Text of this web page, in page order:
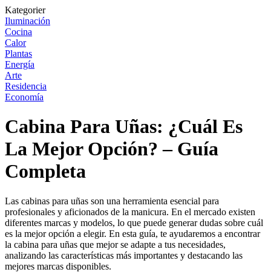
Kategorier
Iluminación
Cocina
Calor
Plantas
Energía
Arte
Residencia
Economía
Cabina Para Uñas: ¿Cuál Es
La Mejor Opción? – Guía
Completa
Las cabinas para uñas son una herramienta esencial para
profesionales y aficionados de la manicura. En el mercado existen
diferentes marcas y modelos, lo que puede generar dudas sobre cuál
es la mejor opción a elegir. En esta guía, te ayudaremos a encontrar
la cabina para uñas que mejor se adapte a tus necesidades,
analizando las características más importantes y destacando las
mejores marcas disponibles.